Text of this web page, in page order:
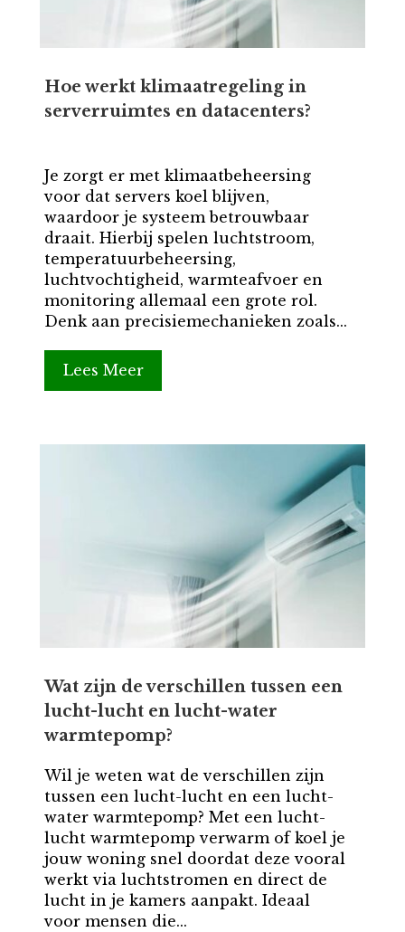
Hoe werkt klimaatregeling in
serverruimtes en datacenters?
Je zorgt er met klimaatbeheersing
voor dat servers koel blijven,
waardoor je systeem betrouwbaar
draait. Hierbij spelen luchtstroom,
temperatuurbeheersing,
luchtvochtigheid, warmteafvoer en
monitoring allemaal een grote rol.
Denk aan precisiemechanieken zoals...
Lees Meer
Wat zijn de verschillen tussen een
lucht-lucht en lucht-water
warmtepomp?
Wil je weten wat de verschillen zijn
tussen een lucht-lucht en een lucht-
water warmtepomp? Met een lucht-
lucht warmtepomp verwarm of koel je
jouw woning snel doordat deze vooral
werkt via luchtstromen en direct de
lucht in je kamers aanpakt. Ideaal
voor mensen die...